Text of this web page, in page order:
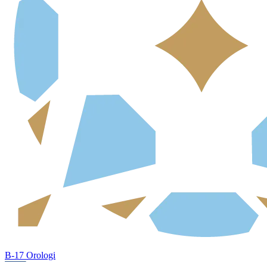
B-17 Orologi